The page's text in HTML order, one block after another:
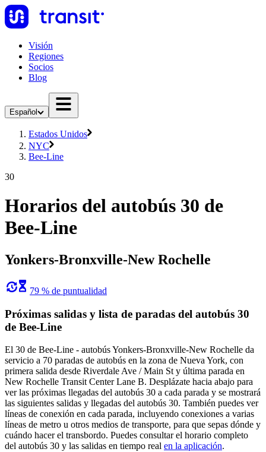
Visión
Regiones
Socios
Blog
Español
Estados Unidos
NYC
Bee-Line
30
Horarios del autobús 30 de
Bee-Line
Yonkers-Bronxville-New Rochelle
79 % de puntualidad
Próximas salidas y lista de paradas del autobús 30
de Bee-Line
El 30 de Bee-Line - autobús Yonkers-Bronxville-New Rochelle da
servicio a 70 paradas de autobús en la zona de Nueva York, con
primera salida desde Riverdale Ave / Main St y última parada en
New Rochelle Transit Center Lane B. Desplázate hacia abajo para
ver las próximas llegadas del autobús 30 a cada parada y se mostrará
las siguientes salidas y llegadas del autobús 30. También puedes ver
líneas de conexión en cada parada, incluyendo conexiones a varias
líneas de metro u otros medios de transporte, para que sepas dónde y
cuándo hacer el transbordo. Puedes consultar el horario completo
del autobús 30 y las salidas en tiempo real en la aplicación.